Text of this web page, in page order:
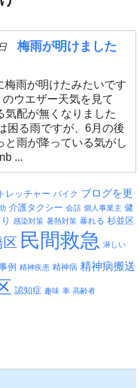
梅雨が明けました
梅雨が明けたみたいです
ウエザー天気を見て
気配が無くなりました
困る雨ですが、6月の後
と雨が降っている気がし
...
レッチャー バイク ブログを更
介護タクシー 会話 個人事業主 健
感染対策 暑熱対策 暴れる 杉並区
区 民間救急 淋しい
例 精神疾患 精神病 精神病搬送
認知症 趣味 車 高齢者